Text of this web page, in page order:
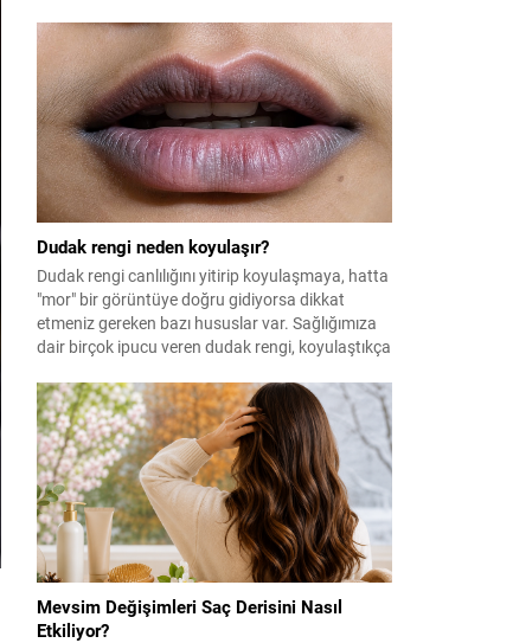
serüvendir. Bu süreçte çocukların
beslenmesinden uyku düzenine, eğitiminden
psikolojik gelişimine kadar pek çok detaya özen
gösterilirken, fiziksel gelişimin en temel yapı...
Dudak rengi neden koyulaşır?
Dudak rengi canlılığını yitirip koyulaşmaya, hatta
"mor" bir görüntüye doğru gidiyorsa dikkat
etmeniz gereken bazı hususlar var. Sağlığımıza
dair birçok ipucu veren dudak rengi, koyulaştıkça
Mevsim Değişimleri Saç Derisini Nasıl
Etkiliyor?